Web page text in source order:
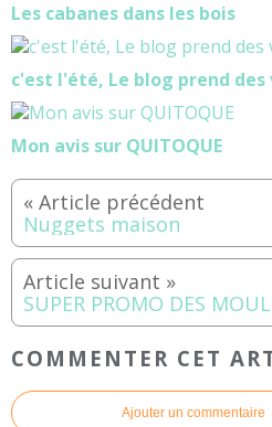
Les cabanes dans les bois
c'est l'été, Le blog prend des
Mon avis sur QUITOQUE
Nuggets maison
COMMENTER CET
Ajouter un commentaire